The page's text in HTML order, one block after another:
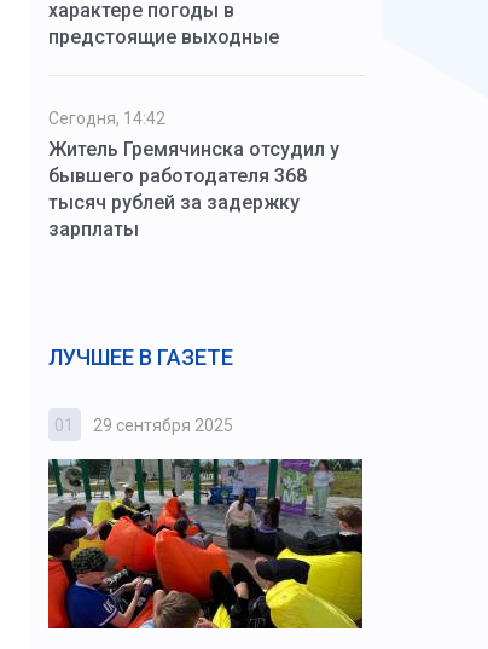
характере погоды в
предстоящие выходные
Сегодня, 14:42
Житель Гремячинска отсудил у
бывшего работодателя 368
тысяч рублей за задержку
зарплаты
ЛУЧШЕЕ В ГАЗЕТЕ
01 29 сентября 2025